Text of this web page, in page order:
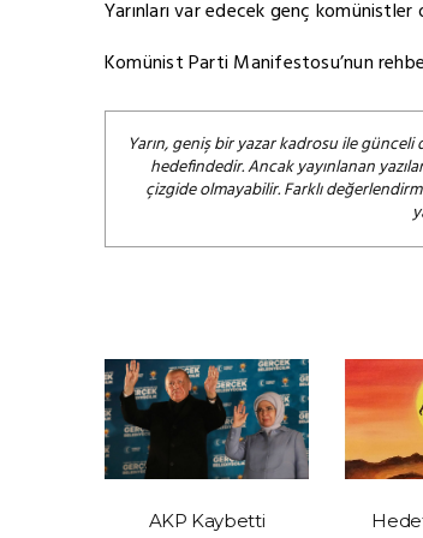
Yarınları var edecek genç
Komünist Parti Manifestosu’nun
Yarın, geniş bir yazar kadrosu ile
hedefindedir. Ancak yayınlanan
çizgide olmayabilir. Farklı
AKP Kaybetti